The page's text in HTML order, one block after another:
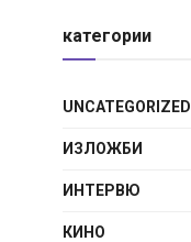
категории
UNCATEGORIZED
ИЗЛОЖБИ
ИНТЕРВЮ
КИНО